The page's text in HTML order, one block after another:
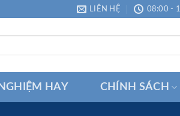
LIÊN HỆ 08:00 -
HAY CHÍNH SÁCH